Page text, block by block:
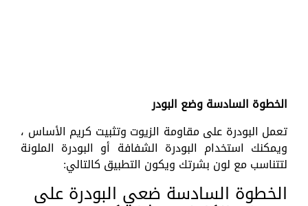
الخطوة السادسة وضع البودر
تعمل البودرة على مقاومة الزيوت وتثبيت كريم الأساس ،
ويمكنك استخدام البودرة الشفافة أو البودرة الملونة
لتتناسب مع لون بشرتك ويكون التطبيق كالتالي:
الخطوة السادسة ضعي البودرة على